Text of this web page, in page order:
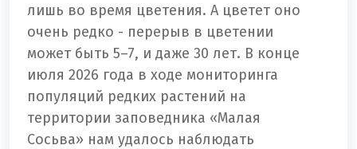
лишь во время цветения. А цветет оно
очень редко - перерыв в цветении
может быть 5–7, и даже 30 лет. В конце
июля 2026 года в ходе мониторинга
популяций редких растений на
территории заповедника «Малая
Сосьва» нам удалось наблюдать